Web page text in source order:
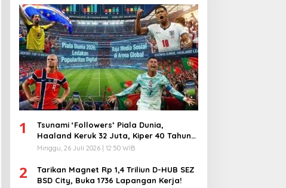
1
Tsunami ‘Followers’ Piala Dunia,
Haaland Keruk 32 Juta, Kiper 40 Tahun
Bikin Geger!
Minggu, 26 Juli 2026 | 12:50 WIB
2
Tarikan Magnet Rp 1,4 Triliun D-HUB SEZ
BSD City, Buka 1736 Lapangan Kerja!